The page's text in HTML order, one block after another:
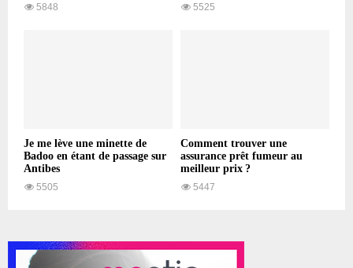
5848 5525
Je me lève une minette de
Badoo en étant de passage sur
Antibes
5505
Comment trouver une
assurance prêt fumeur au
meilleur prix ?
5447